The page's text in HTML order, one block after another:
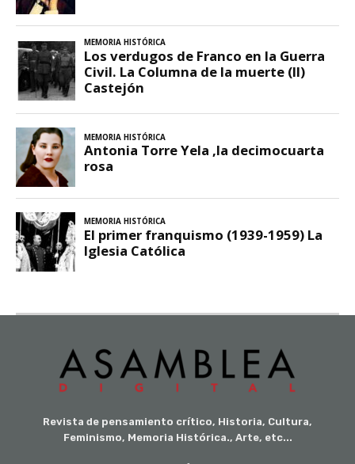
Revista de pensamiento crítico, Historia, Cultura,
Feminismo, Memoria Histórica., Arte, etc...